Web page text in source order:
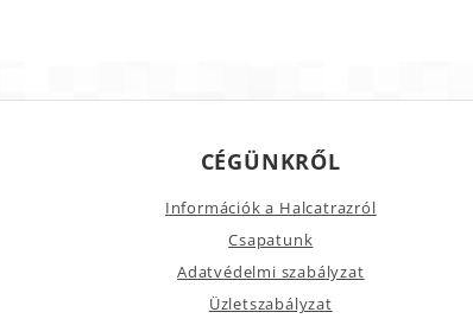
CÉGÜNKRŐL
Információk a Halcatrazról
Csapatunk
Adatvédelmi szabályzat
Üzletszabályzat